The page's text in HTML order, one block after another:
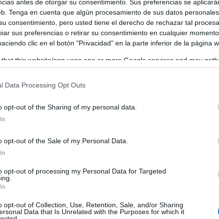
antes de otorgar su consentimiento. Sus preferencias se
Tenga en cuenta que algún procesamiento de sus datos
consentimiento, pero usted tiene el derecho de rechazar tal
sus preferencias o retirar su consentimiento en cualquier
clic en el botón "Privacidad" en la parte inferior de la página
that this website/app uses one or more Google services and may
but not limited to your visit or usage behaviour. You may
consent section.
Data Processing Opt Outs
opt-out of the Sharing of my personal data.
opt-out of the Sale of my Personal Data.
opt-out of processing my Personal Data for Targeted
opt-out of Collection, Use, Retention, Sale, and/or Sharing
Data that Is Unrelated with the Purposes for which it
a influir en la orientación académica y
por el uso de herramientas capaces de ofrecer
mercado laboral.